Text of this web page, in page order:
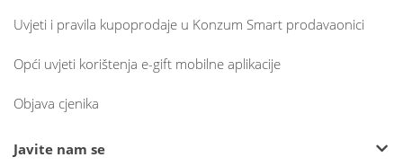
Uvjeti i pravila kupoprodaje u Konzum Smart prodavaonici
Opći uvjeti korištenja e-gift mobilne aplikacije
Objava cjenika
Javite nam se